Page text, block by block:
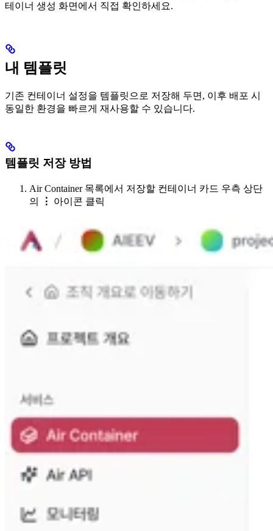
테이너 생성 화면에서 직접 확인하세요.
내 템플릿
기존 컨테이너 설정을 템플릿으로 저장해 두면, 이후 배포 시
동일한 환경을 빠르게 재사용할 수 있습니다.
템플릿 저장 방법
Air Container 목록에서 저장할 컨테이너 카드 우측 상단
의
⋮ 아이콘 클릭